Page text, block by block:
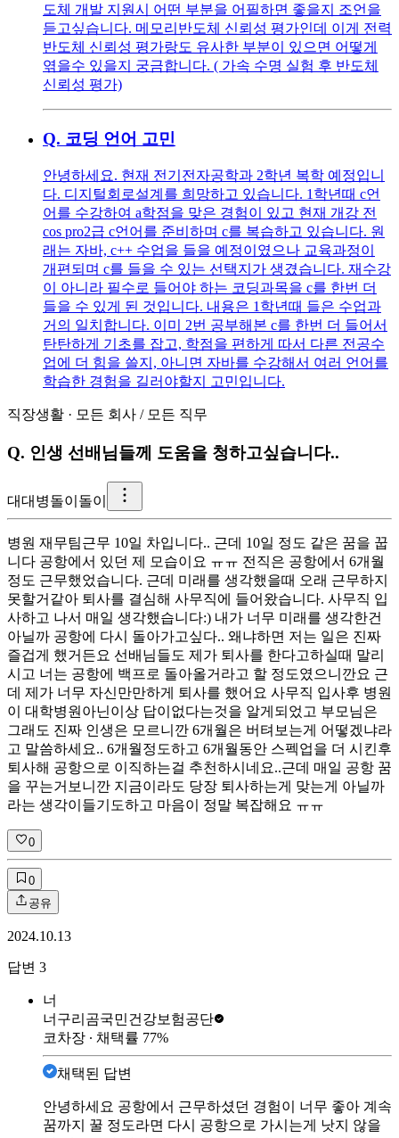
도체 개발 지원시 어떤 부분을 어필하면 좋을지 조언을
듣고싶습니다. 메모리반도체 신뢰성 평가인데 이게 전력
반도체 신뢰성 평가랑도 유사한 부분이 있으면 어떻게
엮을수 있을지 궁금합니다. ( 가속 수명 실험 후 반도체
신뢰성 평가)
Q. 코딩 언어 고민
안녕하세요. 현재 전기전자공학과 2학년 복학 예정입니
다. 디지털회로설계를 희망하고 있습니다. 1학년때 c언
어를 수강하여 a학점을 맞은 경험이 있고 현재 개강 전
cos pro2급 c언어를 준비하며 c를 복습하고 있습니다. 원
래는 자바, c++ 수업을 들을 예정이였으나 교육과정이
개편되며 c를 들을 수 있는 선택지가 생겼습니다. 재수강
이 아니라 필수로 들어야 하는 코딩과목을 c를 한번 더
들을 수 있게 된 것입니다. 내용은 1학년때 들은 수업과
거의 일치합니다. 이미 2번 공부해본 c를 한번 더 들어서
탄탄하게 기초를 잡고, 학점을 편하게 따서 다른 전공수
업에 더 힘을 쓸지, 아니면 자바를 수강해서 여러 언어를
학습한 경험을 길러야할지 고민입니다.
직장생활 · 모든 회사 / 모든 직무
Q. 인생 선배님들께 도움을 청하고싶습니다..
대대병돌이돌이
병원 재무팀근무 10일 차입니다.. 근데 10일 정도 같은 꿈을 꿉
니다 공항에서 있던 제 모습이요 ㅠㅠ 전직은 공항에서 6개월
정도 근무했었습니다. 근데 미래를 생각했을때 오래 근무하지
못할거같아 퇴사를 결심해 사무직에 들어왔습니다. 사무직 입
사하고 나서 매일 생각했습니다:) 내가 너무 미래를 생각한건
아닐까 공항에 다시 돌아가고싶다.. 왜냐하면 저는 일은 진짜
즐겁게 했거든요 선배님들도 제가 퇴사를 한다고하실때 말리
시고 너는 공항에 백프로 돌아올거라고 할 정도였으니깐요 근
데 제가 너무 자신만만하게 퇴사를 했어요 사무직 입사후 병원
이 대학병원아닌이상 답이없다는것을 알게되었고 부모님은
그래도 진짜 인생은 모르니깐 6개월은 버텨보는게 어떻겠냐라
고 말씀하세요.. 6개월정도하고 6개월동안 스펙업을 더 시킨후
퇴사해 공항으로 이직하는걸 추천하시네요..근데 매일 공항 꿈
을 꾸는거보니깐 지금이라도 당장 퇴사하는게 맞는게 아닐까
라는 생각이들기도하고 마음이 정말 복잡해요 ㅠㅠ
0
0
공유
2024.10.13
답변 3
너
너구리곰국민건강보험공단
코차장 ∙ 채택률 77%
채택된 답변
안녕하세요 공항에서 근무하셨던 경험이 너무 좋아 계속
꿈까지 꿀 정도라면 다시 공항으로 가시는게 낫지 않을